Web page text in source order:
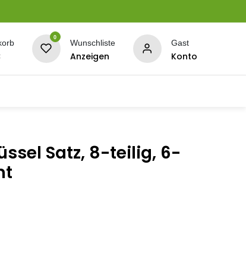
0
Wunschliste
Anzeigen
Gast
Konto
Satz, 8-teilig, 6-